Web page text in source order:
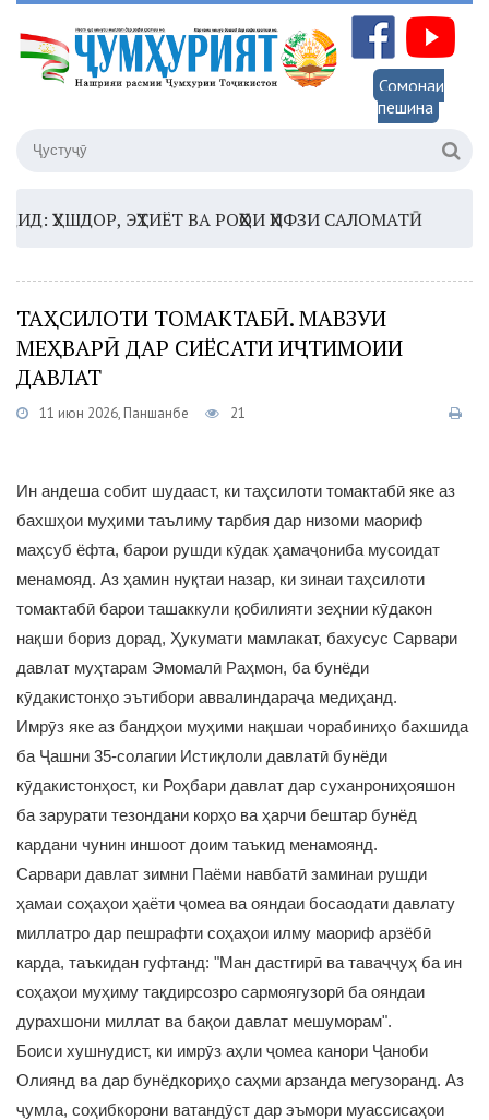
Сомонаи
пешина
ЭҲТИЁТ ВА РОҲҲОИ ҲИФЗИ САЛОМАТӢ16:35
ТАҲСИЛОТИ ТОМАКТАБӢ. МАВЗУИ
МЕҲВАРӢ ДАР СИЁСАТИ ИҶТИМОИИ
ДАВЛАТ
11 июн 2026, Панҷшанбе 21
Ин андеша собит шудааст, ки таҳсилоти томактабӣ яке аз
бахшҳои муҳими таълиму тарбия дар низоми маориф
маҳсуб ёфта, барои рушди кӯдак ҳамаҷониба мусоидат
менамояд. Аз ҳамин нуқтаи назар, ки зинаи таҳсилоти
томактабӣ барои ташаккули қобилияти зеҳнии кӯдакон
нақши бориз дорад, Ҳукумати мамлакат, бахусус Сарвари
давлат муҳтарам Эмомалӣ Раҳмон, ба бунёди
кӯдакистонҳо эътибори аввалиндараҷа медиҳанд.
Имрӯз яке аз бандҳои муҳими нақшаи чорабиниҳо бахшида
ба Ҷашни 35-солагии Истиқлоли давлатӣ бунёди
кӯдакистонҳост, ки Роҳбари давлат дар суханрониҳояшон
ба зарурати тезондани корҳо ва ҳарчи бештар бунёд
кардани чунин иншоот доим таъкид менамоянд.
Сарвари давлат зимни Паёми навбатӣ заминаи рушди
ҳамаи соҳаҳои ҳаёти ҷомеа ва ояндаи босаодати давлату
миллатро дар пешрафти соҳаҳои илму маориф арзёбӣ
карда, таъкидан гуфтанд: "Ман дастгирӣ ва таваҷҷуҳ ба ин
соҳаҳои муҳиму тақдирсозро сармоягузорӣ ба ояндаи
дурахшони миллат ва бақои давлат мешуморам".
Боиси хушнудист, ки имрӯз аҳли ҷомеа канори Ҷаноби
Олиянд ва дар бунёдкориҳо саҳми арзанда мегузоранд. Аз
ҷумла, соҳибкорони ватандӯст дар эъмори муассисаҳои